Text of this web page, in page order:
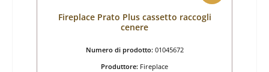
Fireplace Prato Plus cassetto raccogli
cenere
Numero di prodotto: 01045672
Produttore: Fireplace